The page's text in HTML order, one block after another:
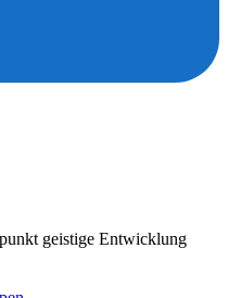
geistige Entwicklung